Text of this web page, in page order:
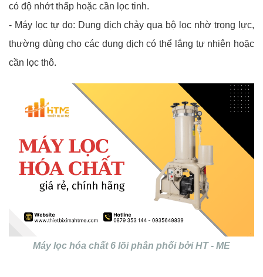
có độ nhớt thấp hoặc cần lọc tinh.
- Máy lọc tự do: Dung dịch chảy qua bộ lọc nhờ trọng lực,
thường dùng cho các dung dịch có thể lắng tự nhiên hoặc
cần lọc thô.
Máy lọc hóa chất 6 lõi phân phối bởi HT - ME